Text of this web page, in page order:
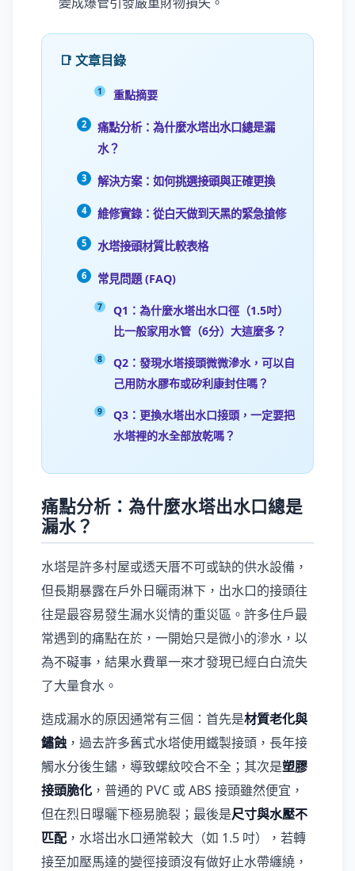
📑 文章目錄
重點摘要
痛點分析：為什麼水塔出水口總是漏
水？
解決方案：如何挑選接頭與正確更換
維修實錄：從白天做到天黑的緊急搶修
水塔接頭材質比較表格
常見問題 (FAQ)
Q1：為什麼水塔出水口徑（1.5吋）
比一般家用水管（6分）大這麼多？
Q2：發現水塔接頭微微滲水，可以自
己用防水膠布或矽利康封住嗎？
Q3：更換水塔出水口接頭，一定要把
水塔裡的水全部放乾嗎？
痛點分析：為什麼水塔出水口總是
漏水？
水塔是許多村屋或透天厝不可或缺的供水設備，
但長期暴露在戶外日曬雨淋下，出水口的接頭往
往是最容易發生漏水災情的重災區。許多住戶最
常遇到的痛點在於，一開始只是微小的滲水，以
為不礙事，結果水費單一來才發現已經白白流失
了大量食水。
造成漏水的原因通常有三個：首先是材質老化與
鏽蝕 ，過去許多舊式水塔使用鐵製接頭，長年接
觸水分後生鏽，導致螺紋咬合不全；其次是塑膠
接頭脆化 ，普通的 PVC 或 ABS 接頭雖然便宜，
但在烈日曝曬下極易脆裂；最後是尺寸與水壓不
匹配 ，水塔出水口通常較大（如 1.5 吋），若轉
接至加壓馬達的變徑接頭沒有做好止水帶纏繞，